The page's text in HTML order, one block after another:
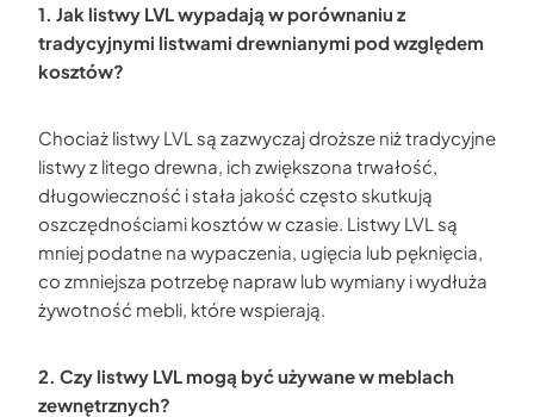
1. Jak listwy LVL wypadają w porównaniu z
tradycyjnymi listwami drewnianymi pod względem
kosztów?
Chociaż listwy LVL są zazwyczaj droższe niż tradycyjne
listwy z litego drewna, ich zwiększona trwałość,
długowieczność i stała jakość często skutkują
oszczędnościami kosztów w czasie. Listwy LVL są
mniej podatne na wypaczenia, ugięcia lub pęknięcia,
co zmniejsza potrzebę napraw lub wymiany i wydłuża
żywotność mebli, które wspierają.
2. Czy listwy LVL mogą być używane w meblach
zewnętrznych?